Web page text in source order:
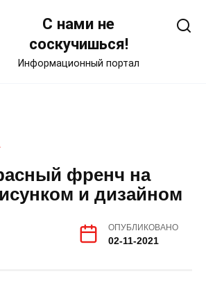
С нами не
соскучишься!
Информационный портал
френч на
и дизайном
ОПУБЛИКОВАНО
02-11-2021